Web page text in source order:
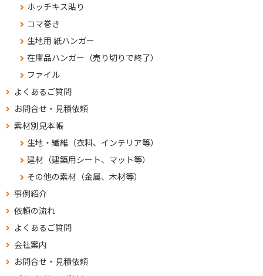
ホッチキス貼り
コマ巻き
生地用 紙ハンガー
在庫品ハンガー（売り切りで終了）
ファイル
よくあるご質問
お問合せ・見積依頼
素材別見本帳
生地・繊維（衣料、インテリア等）
建材（建築用シート、マット等）
その他の素材（金属、木材等）
事例紹介
依頼の流れ
よくあるご質問
会社案内
お問合せ・見積依頼